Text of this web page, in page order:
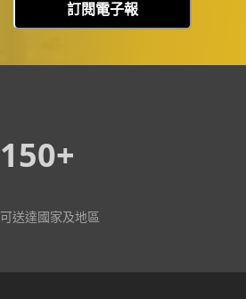
訂閱電子報
150+
可送達國家及地區